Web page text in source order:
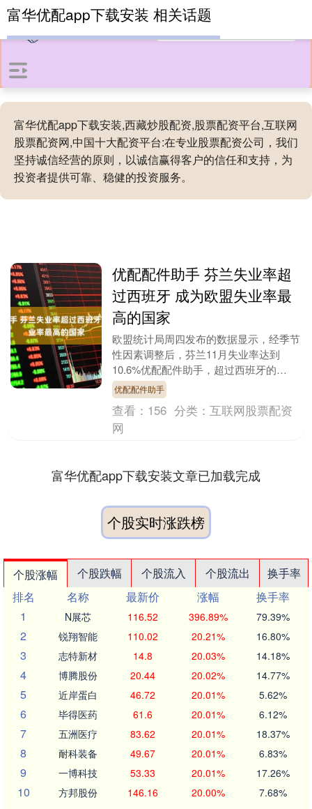
富华优配app下载安装,西藏炒股配资,股票配资平台,互联网
股票配资网,中国十大配资平台:在专业股票配资公司，我们
坚持诚信经营的原则，以诚信赢得客户的信任和支持，为
投资者提供可靠、稳健的投资服务。
富华优配app下载安装 相关话题
优配配件助手 芬兰失业率超
过西班牙 成为欧盟失业率最
高的国家
欧盟统计局周四发布的数据显示，经季节
性因素调整后，芬兰11月失业率达到
10.6%优配配件助手，超过西班牙的
10.4%，成为欧盟失业率最高的国家。瑞
典11月失业率....
优配配件助手
查看： 156 分类：互联网股票配资
网
富华优配app下载安装文章已加载完成
个股实时涨跌榜
个股涨幅 个股跌幅 个股流入 个股流出
换手率
排名
名称 最新价 涨幅
换手率
1
N展芯 116.52 396.89% 79.39%
2 锐翔智能 110.02 20.21% 16.80%
3 志特新材 14.8 20.03% 14.18%
4 博腾股份 20.44 20.02% 14.77%
5 近岸蛋白 46.72 20.01% 5.62%
6 毕得医药 61.6 20.01% 6.12%
7 五洲医疗 83.62 20.01% 18.37%
8 耐科装备 49.67 20.01% 6.83%
9 一博科技 53.33 20.01% 17.26%
10 方邦股份 146.16 20.00% 7.68%